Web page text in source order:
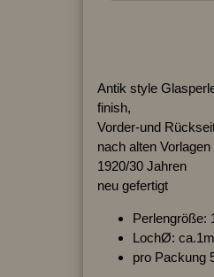
Antik style
finish,
Vorder-und
nach alten
1920/30 Jahren
neu gefertigt
Perlengröße:
LochØ:
pro Packung